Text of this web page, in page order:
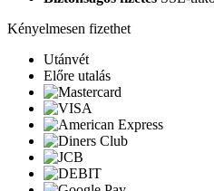
Kényelmesen fizethet
Utánvét
Előre utalás